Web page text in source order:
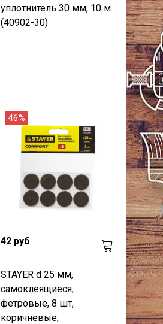
уплотнитель 30 мм, 10 м
(40902-30)
46%
42 руб
STAYER d 25 мм,
самоклеящиеся,
фетровые, 8 шт,
коричневые,